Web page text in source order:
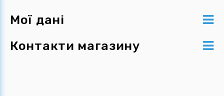
Мої дані
Контакти магазину